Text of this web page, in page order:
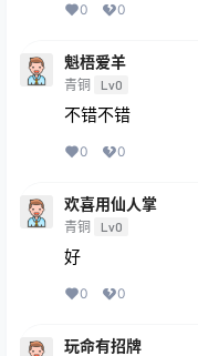
0 0
魁梧爱羊
青铜 Lv0
不错不错
0 0
欢喜用仙人掌
青铜 Lv0
好
0 0
玩命有招牌